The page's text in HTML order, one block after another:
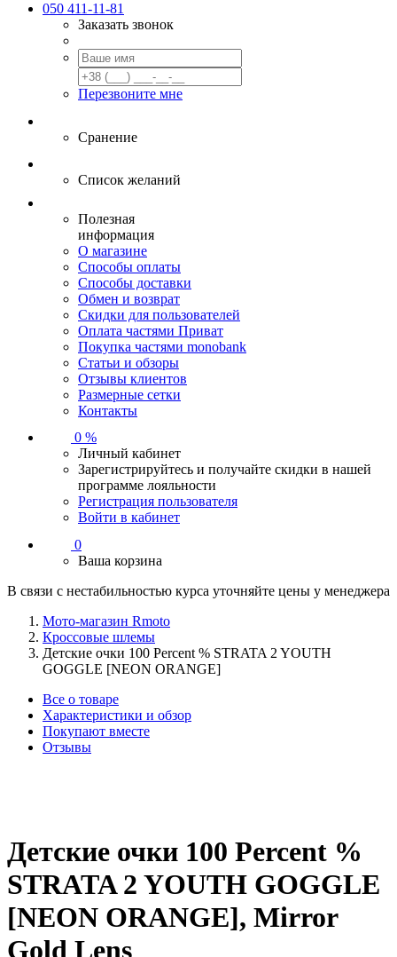
050 411-11-81
Заказать звонок
Перезвоните мне
Сранение
Список желаний
Полезная
информация
О магазине
Способы оплаты
Способы доставки
Обмен и возврат
Скидки для пользователей
Оплата частями Приват
Покупка частями monobank
Статьи и обзоры
Отзывы клиентов
Размерные сетки
Контакты
0 %
Личный кабинет
Зарегистрируйтесь и получайте скидки в нашей
программе лояльности
Регистрация пользователя
Войти в кабинет
0
Ваша корзина
В связи с нестабильностью курса уточняйте цены у менеджера
Мото-магазин Rmoto
Кроссовые шлемы
Детские очки 100 Percent % STRATA 2 YOUTH
GOGGLE [NEON ORANGE]
Все о товаре
Характеристики и обзор
Покупают вместе
Отзывы
Детские очки 100 Percent %
STRATA 2 YOUTH GOGGLE
[NEON ORANGE], Mirror
Gold Lens